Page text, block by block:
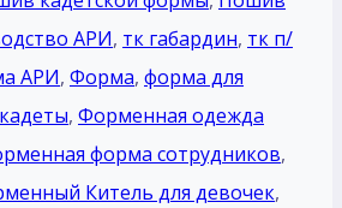
АРИ, тк габардин, тк п/
АРИ, Форма, форма для
, Форменная одежда
форма сотрудников,
Китель для девочек,